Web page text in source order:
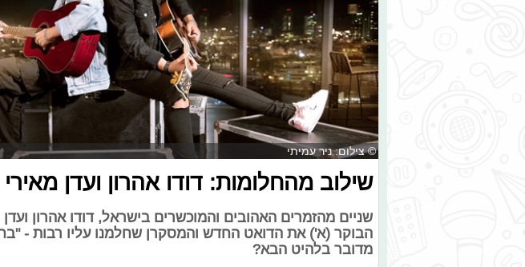
© צילום: ניר עמיתי
שילוב מהחלומות: דודו אהרון ועדן
שניים מהזמרים האהובים והמוכשרים בישראל, דודו אהרון
הבוקר (א') את הדואט החדש והמסקרן שחלמנו עליו רבות -
מדובר בלהיט הבא?